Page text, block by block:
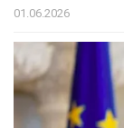
01.06.2026